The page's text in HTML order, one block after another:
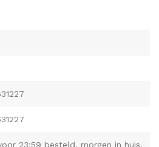
extra comfort en grip
en gevorderden
duurzaamheid
23:59 besteld, morgen in huis.